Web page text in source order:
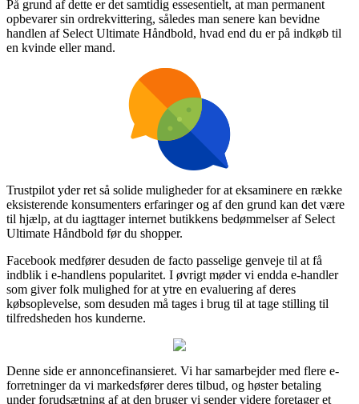
På grund af dette er det samtidig essesentielt, at man permanent
opbevarer sin ordrekvittering, således man senere kan bevidne
handlen af Select Ultimate Håndbold, hvad end du er på indkøb til
en kvinde eller mand.
Trustpilot yder ret så solide muligheder for at eksaminere en række
eksisterende konsumenters erfaringer og af den grund kan det være
til hjælp, at du iagttager internet butikkens bedømmelser af Select
Ultimate Håndbold før du shopper.
Facebook medfører desuden de facto passelige genveje til at få
indblik i e-handlens popularitet. I øvrigt møder vi endda e-handler
som giver folk mulighed for at ytre en evaluering af deres
købsoplevelse, som desuden må tages i brug til at tage stilling til
tilfredsheden hos kunderne.
Denne side er annoncefinansieret. Vi har samarbejder med flere e-
forretninger da vi markedsfører deres tilbud, og høster betaling
under forudsætning af at den bruger vi sender videre foretager et